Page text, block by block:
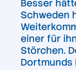
Besser
Schweden
einer für
Störchen.
Dortmunds